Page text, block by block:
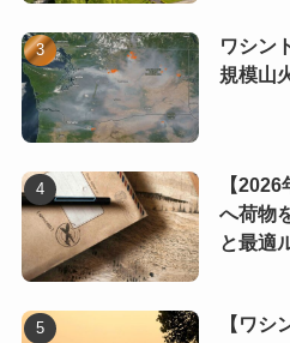
ワシン
規模山
【
へ荷物
と最適
【ワシ